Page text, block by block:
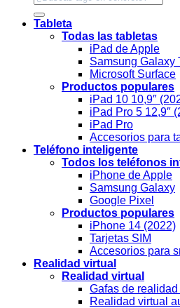
Tableta
Todas las tabletas
iPad de Apple
Samsung Galaxy
Microsoft Surface
Productos populares
iPad 10 10,9″
iPad Pro 5 12,9″
iPad Pro
Accesorios para
Teléfono inteligente
Todos los teléfonos
iPhone de Apple
Samsung Galaxy
Google Pixel
Productos populares
iPhone 14 (2022)
Tarjetas SIM
Accesorios para
Realidad virtual
Realidad virtual
Gafas de realidad
Realidad virtual